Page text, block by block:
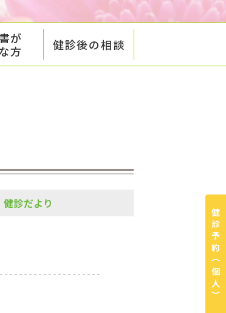
健診予約
（個人）
が
方
健診後の相談
健診だより